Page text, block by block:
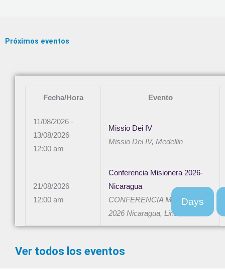
Próximos eventos
Fecha/Hora Evento
11/08/2026 -
13/08/2026
12:00 am
Missio Dei IV
Missio Dei IV, Medellin
21/08/2026
12:00 am
Conferencia Misionera 2026-
Nicaragua
CONFERENCIA MISIONERA
2026 Nicaragua, Linda Vista
Ver todos los eventos
Days